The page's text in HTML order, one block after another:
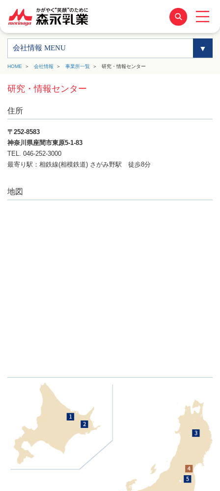
会社情報 MENU
HOME 会社情報 事業所一覧 研究・情報センター
研究・情報センター
住所
〒252-8583
神奈川県座間市東原5-1-83
TEL. 046-252-3000
最寄り駅：相鉄線(相模鉄道) さがみ野駅 徒歩8分
地図